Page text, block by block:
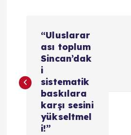
z
“Uluslarar
ası toplum
Sincan’dak
i
sistematik
baskılara
karşı sesini
yükseltmel
i!”